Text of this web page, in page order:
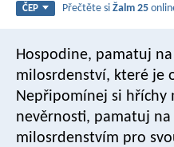
ČEP Přečtěte siŽalm 25
Hospodine, pamatuj
milosrdenství, které je
Nepřipomínej si hříchy
nevěrnosti, pamatuj na
milosrdenstvím pro